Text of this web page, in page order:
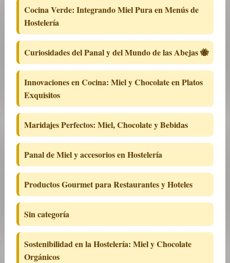
Cocina Verde: Integrando Miel Pura en Menús de
Hostelería
Curiosidades del Panal y del Mundo de las Abejas 🐝
Innovaciones en Cocina: Miel y Chocolate en Platos
Exquisitos
Maridajes Perfectos: Miel, Chocolate y Bebidas
Panal de Miel y accesorios en Hostelería
Productos Gourmet para Restaurantes y Hoteles
Sin categoría
Sostenibilidad en la Hostelería: Miel y Chocolate
Orgánicos